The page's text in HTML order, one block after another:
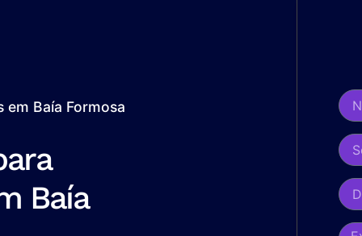
Baía Formosa
Baía